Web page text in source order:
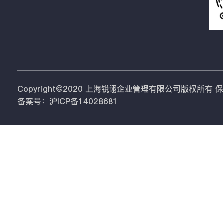
Copyright©2020 上海锐诩企业管理有限公司版权所有
备案号：沪ICP备14028681